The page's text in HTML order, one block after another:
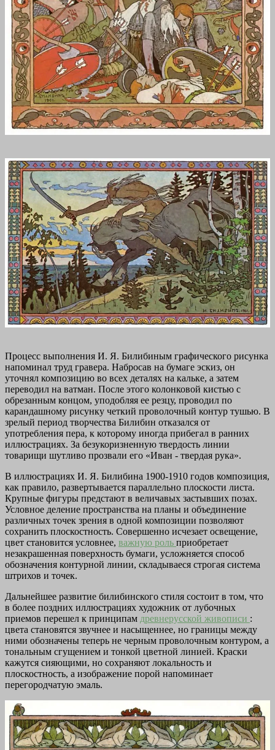
Процесс выполнения И. Я. Билибиным графического рисунка
напоминал труд гравера. Набросав на бумаге эскиз, он
уточнял композицию во всех деталях на кальке, а затем
переводил на ватман. После этого колонковой кистью с
обрезанным концом, уподобляя ее резцу, проводил по
карандашному рисунку четкий проволочный контур тушью. В
зрелый период творчества Билибин отказался от
употребления пера, к которому иногда прибегал в ранних
иллюстрациях. За безукоризненную твердость линии
товарищи шутливо прозвали его «Иван - твердая рука».
В иллюстрациях И. Я. Билибина 1900-1910 годов композиция,
как правило, развертывается параллельно плоскости листа.
Крупные фигуры предстают в величавых застывших позах.
Условное деление пространства на планы и объединение
различных точек зрения в одной композиции позволяют
сохранить плоскостность. Совершенно исчезает освещение,
цвет становится условнее, важную роль приобретает
незакрашенная поверхность бумаги, усложняется способ
обозначения контурной линии, складываеся строгая система
штрихов и точек.
Дальнейшее развитие билибинского стиля состоит в том, что
в более поздних иллюстрациях художник от лубочных
приемов перешел к принципам древнерусской живописи :
цвета становятся звучнее и насыщеннее, но границы между
ними обозначены теперь не черным проволочным контуром, а
тональным сгущением и тонкой цветной линией. Краски
кажутся сияющими, но сохраняют локальность и
плоскостность, а изображение порой напоминает
перегородчатую эмаль.